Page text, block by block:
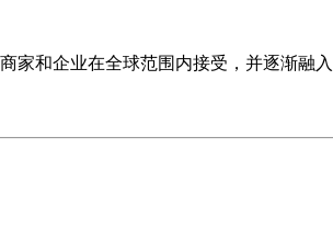
家和企业在全球范围内接受，并逐渐融